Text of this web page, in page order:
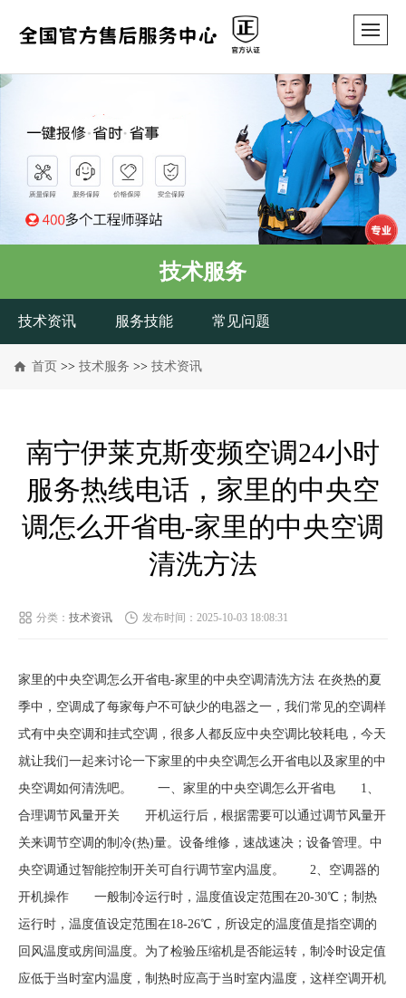
技术服务
技术资讯 服务技能 常见问题
首页 >> 技术服务 >> 技术资讯
南宁伊莱克斯变频空调24小时
服务热线电话，家里的中央空
调怎么开省电-家里的中央空调
清洗方法
分类： 技术资讯 发布时间：2025-10-03 18:08:31
家里的中央空调怎么开省电-家里的中央空调清洗方法 在炎热的夏
季中，空调成了每家每户不可缺少的电器之一，我们常见的空调样
式有中央空调和挂式空调，很多人都反应中央空调比较耗电，今天
就让我们一起来讨论一下家里的中央空调怎么开省电以及家里的中
央空调如何清洗吧。 一、家里的中央空调怎么开省电 1、
合理调节风量开关 开机运行后，根据需要可以通过调节风量开
关来调节空调的制冷(热)量。设备维修，速战速决；设备管理。中
央空调通过智能控制开关可自行调节室内温度。 2、空调器的
开机操作 一般制冷运行时，温度值设定范围在20-30℃；制热
运行时，温度值设定范围在18-26℃，所设定的温度值是指空调的
回风温度或房间温度。为了检验压缩机是否能运转，制冷时设定值
应低于当时室内温度，制热时应高于当时室内温度，这样空调开机